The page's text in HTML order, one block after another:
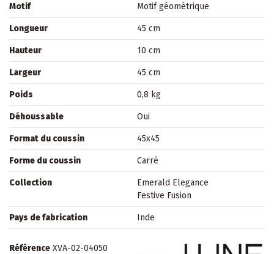
Motif Motif géométrique
Longueur 45 cm
Hauteur 10 cm
Largeur 45 cm
Poids 0,8 kg
Déhoussable Oui
Format du coussin 45x45
Forme du coussin Carré
Collection
Emerald Elegance
Festive Fusion
Pays de fabrication Inde
Référence XVA-02-04050